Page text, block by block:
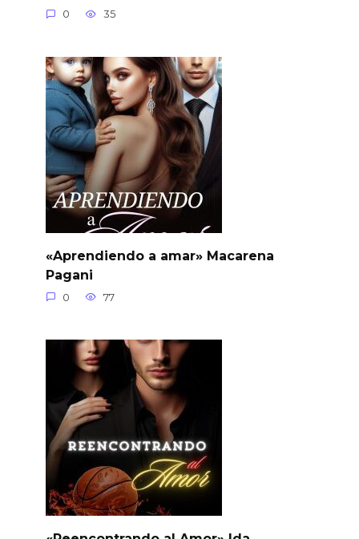
0 35
«Aprendiendo a amar» Macarena
Pagani
0 77